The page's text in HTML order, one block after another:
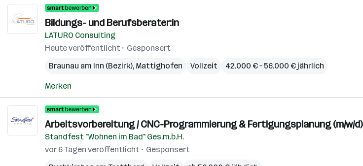
Bildungs- und Berufsberater:in
LATURO Consulting
Heute veröffentlicht
Gesponsert
Braunau am Inn (Bezirk), Mattighofen Vollzeit 42.000 € – 56.000 € jährlich
Merken
Arbeitsvorbereitung / CNC-Programmierung & Fertigungsplanung (m/w/d)
Standfest "Wohnen im Bad" Ges.m.b.H.
vor 6 Tagen veröffentlicht
Gesponsert